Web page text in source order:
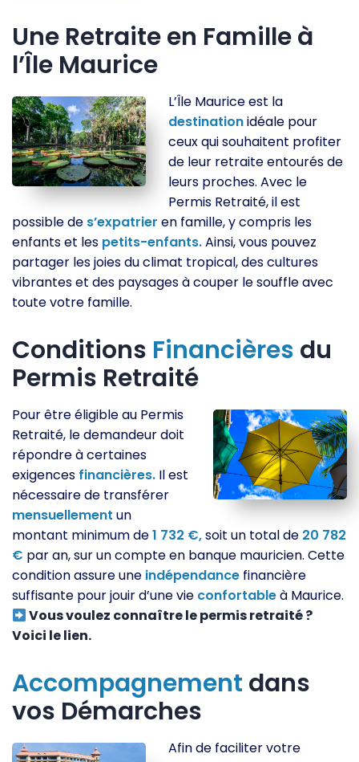
Une Retraite en Famille à
l’Île Maurice
L’Île Maurice est la
destinationidéale pour
ceux qui souhaitent profiter
de leur retraite entourés de
leurs proches. Avec le
Permis Retraité, il est
possible de s’expatrier en famille, y compris les
enfants et les petits-enfants.Ainsi, vous pouvez
partager les joies du climat tropical, des cultures
vibrantes et des paysages à couper le souffle avec
toute votre famille.
Conditions Financières du
Permis Retraité
Pour être éligible au Permis
Retraité, le demandeur doit
répondre à certaines
exigences financières. Il est
nécessaire de transférer
mensuellement un
montant minimum de1 732 €,soit un total de 20 782
€ par an, sur un compte en banque mauricien. Cette
condition assure une indépendance financière
suffisante pour jouir d’une vie confortableà Maurice.
Vous voulez connaître le permis retraité ?
Voici le lien.
Accompagnement dans
vos Démarches
Afin de faciliter votre